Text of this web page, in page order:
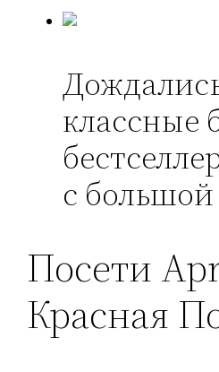
классные
с
Посети
Красная